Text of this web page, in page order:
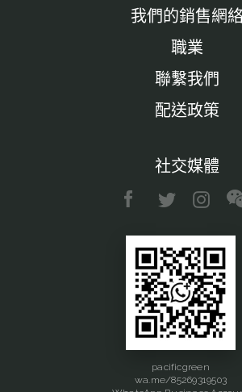
我們的銷售網
職業
聯繫我們
配送政策
社交媒體
pacificgreen
wa.me/85269319503